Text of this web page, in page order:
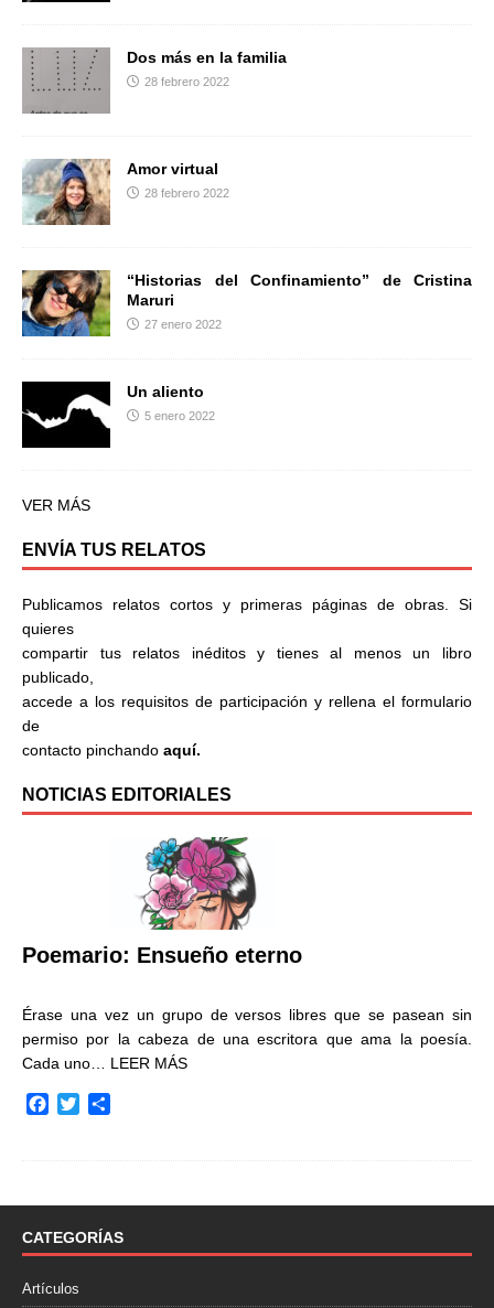
Dos más en la familia
28 febrero 2022
Amor virtual
28 febrero 2022
“Historias del Confinamiento” de Cristina
Maruri
27 enero 2022
Un aliento
5 enero 2022
VER MÁS
ENVÍA TUS RELATOS
Publicamos relatos cortos y primeras páginas de obras. Si
quieres
compartir tus relatos inéditos y tienes al menos un libro
publicado,
accede a los requisitos de participación y rellena el formulario
de
contacto pinchando aquí.
NOTICIAS EDITORIALES
Poemario: Ensueño eterno
Érase una vez un grupo de versos libres que se pasean sin
permiso por la cabeza de una escritora que ama la poesía.
Cada uno… LEER MÁS
o
k
r
t
i
CATEGORÍAS
Artículos